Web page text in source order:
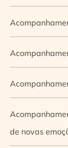
de novas